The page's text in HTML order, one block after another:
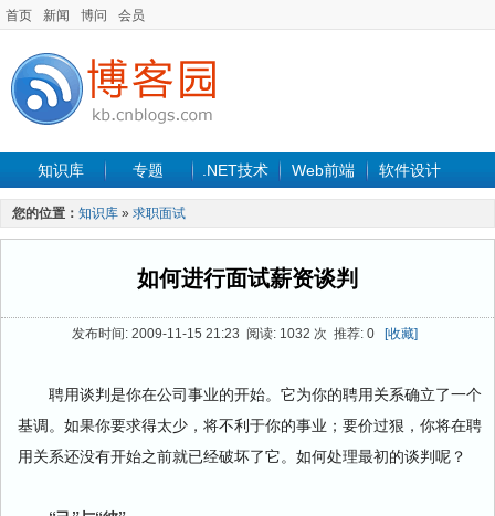
首页 新闻 博问 会员
知识库 专题 .NET技术 Web前端 软件设计
手机开发 软件工程
最新文章
您的位置： 知识库 » 求职面试
如何进行面试薪资谈判
发布时间: 2009-11-15 21:23 阅读: 1032 次 推荐: 0 [收藏]
聘用谈判是你在公司事业的开始。它为你的聘用关系确立了一个
基调。如果你要求得太少，将不利于你的事业；要价过狠，你将在聘
用关系还没有开始之前就已经破坏了它。如何处理最初的谈判呢？